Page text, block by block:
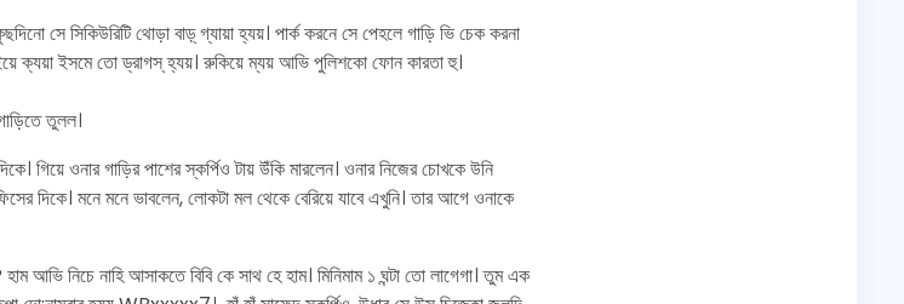
সে সিকিউরিটি থোড়া বাড়্ গ্যায়া হ্যয়। পার্ক করনে সে পেহলে গাড়ি ভি চেক করনা
ক্যয়া ইসমে তো ড্রাগস্ হ্যয়। রুকিয়ে ম্যয় আভি পুলিশকো ফোন কারতা হু।
তুলল।
গিয়ে ওনার গাড়ির পাশের স্কর্পিও টায় উঁকি মারলেন। ওনার নিজের চোখকে উনি
দিকে। মনে মনে ভাবলেন, লোকটা মল থেকে বেরিয়ে যাবে এখুনি। তার আগে ওনাকে
আভি নিচে নাহি আসাকতে বিবি কে সাথ হে হাম। মিনিমাম ১ ঘন্টা তো লাগেগা। তুম এক